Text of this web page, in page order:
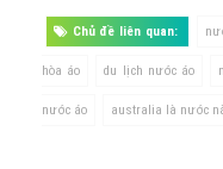
Chủ đề liên quan:
hòa áo du lịch nước áo
nước áo australia là nước